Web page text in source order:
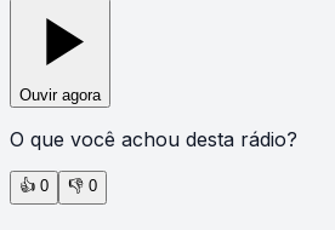
Ouvir agora
O que você achou desta rádio?
👍 0 👎 0